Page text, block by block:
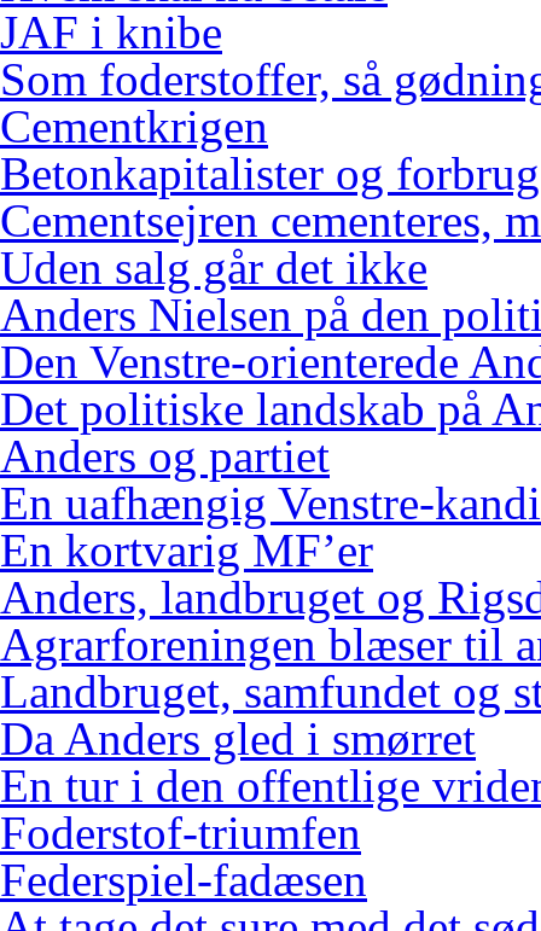
JAF i knibe
Som foderstoffer, så
Cementkrigen
Betonkapitalister og
Cementsejren cementeres,
Uden salg går det ikke
Anders Nielsen på den
Den Venstre-orienterede
Det politiske landskab på
Anders og partiet
En uafhængig Venstre-
En kortvarig MF’er
Anders, landbruget og
Agrarforeningen blæser til
Landbruget, samfundet og
Da Anders gled i smørret
En tur i den offentlige
Foderstof-triumfen
Federspiel-fadæsen